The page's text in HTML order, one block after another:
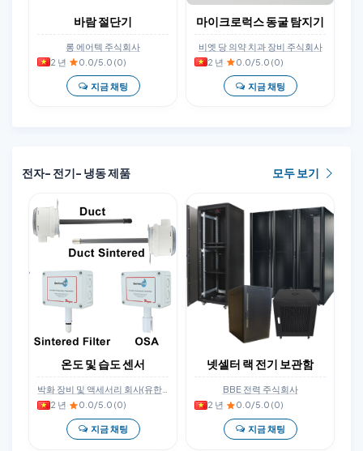
바람 절단기
롱 에어텍 주식회사
2 년· 0.0/5.0 (0)
지금 채팅
마이크로럭스 동굴 탐지기
비엣 당 의약 치과 장비 주식회사
2 년· 0.0/5.0 (0)
지금 채팅
전자- 전기- 냉동 제품 모두 보기
온도 및 습도 센서
2 년· 0.0/5.0 (0)
지금 채팅
넷셀터 랙 전기 보관함
BBE 전력 주식회사
2 년· 0.0/5.0 (0)
지금 채팅